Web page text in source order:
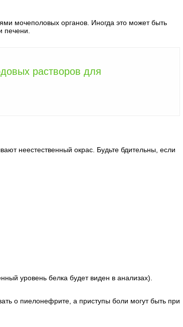
мочеполовых органов. Иногда это может быть
печени.
растворов для
неестественный окрас. Будьте бдительны, если
уровень белка будет виден в анализах).
о пиелонефрите, а приступы боли могут быть при